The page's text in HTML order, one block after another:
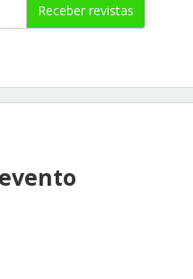
Receber revistas